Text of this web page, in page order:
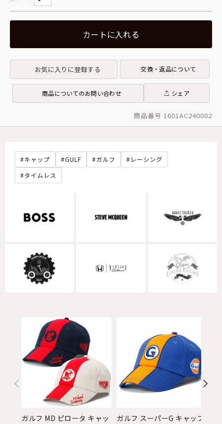
カートに入れる
お気に入りに登録する 交換・返品について
商品についてのお問い合わせ シェア
商品番号 1601AC240002
キャップ GULF ガルフ
レーシング
タイムレス
ガルフ MD ピロータ キャッ
ガルフ スーパーG キャップ